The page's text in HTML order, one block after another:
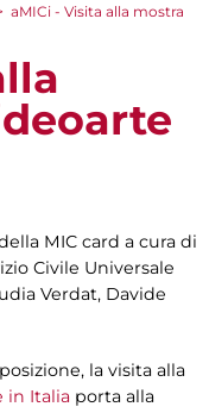
aMICi - Visita alla mostra
MIC card a cura di
Civile Universale
Verdat, Davide
la visita alla
in Italia porta alla